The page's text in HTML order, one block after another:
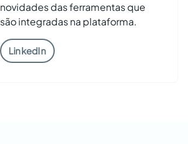
novidades das ferramentas que
são integradas na plataforma.
LinkedIn